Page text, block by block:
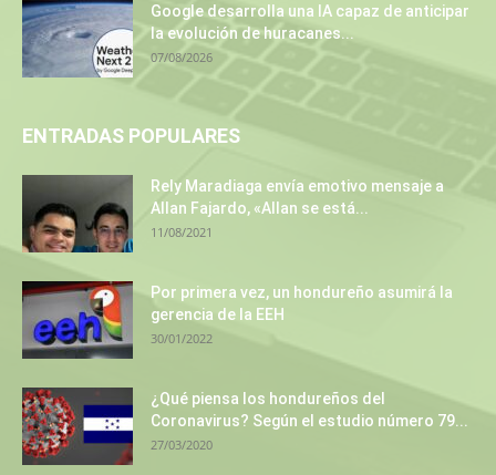
Google desarrolla una IA capaz de anticipar
la evolución de huracanes...
07/08/2026
ENTRADAS POPULARES
Rely Maradiaga envía emotivo mensaje a
Allan Fajardo, «Allan se está...
11/08/2021
Por primera vez, un hondureño asumirá la
gerencia de la EEH
30/01/2022
¿Qué piensa los hondureños del
Coronavirus? Según el estudio número 79...
27/03/2020